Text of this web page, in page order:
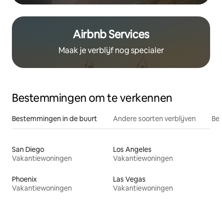
Airbnb Services
Maak je verblijf nog specialer
Bestemmingen om te verkennen
Bestemmingen in de buurt Andere soorten verblijven
San Diego
Vakantiewoningen
Los Angeles
Vakantiewoningen
Phoenix
Vakantiewoningen
Las Vegas
Vakantiewoningen